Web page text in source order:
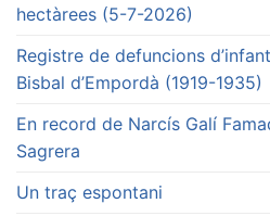
hectàrees (5-7-2026)
Registre de defuncions
Bisbal d’Empordà (1919-1935)
En record de Narcís Galí
Sagrera
Un traç espontani